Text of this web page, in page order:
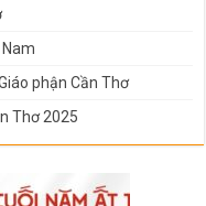
phận Cần Thơ
Thơ 2025